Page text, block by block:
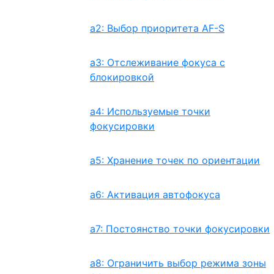
a2: Выбор приоритета AF-S
a3: Отслеживание фокуса с
блокировкой
a4: Используемые точки
фокусировки
a5: Хранение точек по ориентации
a6: Активация автофокуса
a7: Постоянство точки фокусировки
a8: Ограничить выбор режима зоны